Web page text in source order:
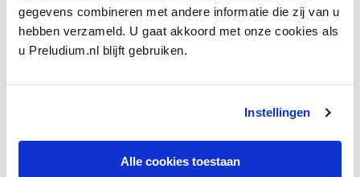
gegevens combineren met andere informatie die zij van u
hebben verzameld. U gaat akkoord met onze cookies als
u Preludium.nl blijft gebruiken.
Instellingen
Alle cookies toestaan